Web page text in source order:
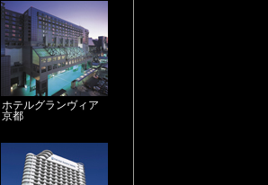
ホテルグランヴィア
京都